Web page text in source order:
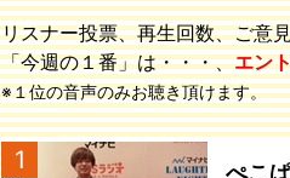
リスナー投票、再生回数、ご意
「今週の１番」は・・・、エン
※１位の音声のみお聴き頂けます。
1 ぺこぱ